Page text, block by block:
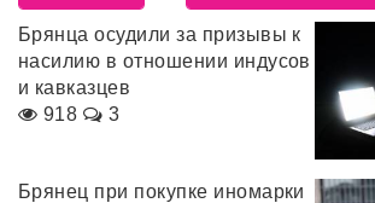
Брянца осудили за призывы к
насилию в отношении индусов
и кавказцев
918
3
Брянец при покупке иномарки